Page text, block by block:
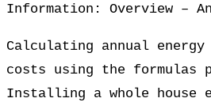
Information: Overview –
Calculating annual energy
costs using the formulas
Installing a whole house